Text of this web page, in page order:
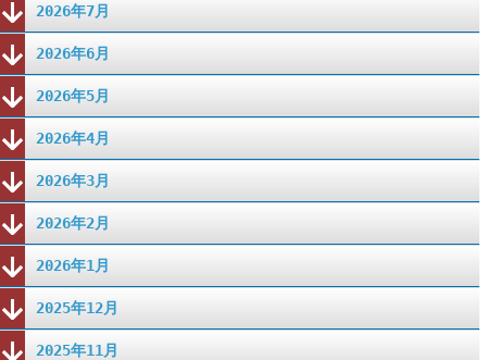
2026年7月
2026年6月
2026年5月
2026年4月
2026年3月
2026年2月
2026年1月
2025年12月
2025年11月